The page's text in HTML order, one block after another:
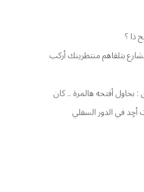
ذا ؟
بتلقاهم منتظرينك أركب
: بحاول أفتحه هالمرة .. كان
في الدور السفلي